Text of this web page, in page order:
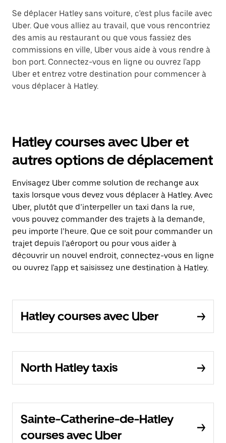
Se déplacer Hatley sans voiture, c'est plus facile avec
Uber. Que vous alliez au travail, que vous rencontriez
des amis au restaurant ou que vous fassiez des
commissions en ville, Uber vous aide à vous rendre à
bon port. Connectez-vous en ligne ou ouvrez l'app
Uber et entrez votre destination pour commencer à
vous déplacer à Hatley.
Hatley courses avec Uber et
autres options de déplacement
Envisagez Uber comme solution de rechange aux
taxis lorsque vous devez vous déplacer à Hatley. Avec
Uber, plutôt que d’interpeller un taxi dans la rue,
vous pouvez commander des trajets à la demande,
peu importe l’heure. Que ce soit pour commander un
trajet depuis l’aéroport ou pour vous aider à
découvrir un nouvel endroit, connectez-vous en ligne
ou ouvrez l'app et saisissez une destination à Hatley.
Hatley courses avec Uber
North Hatley taxis
Sainte-Catherine-de-Hatley
courses avec Uber